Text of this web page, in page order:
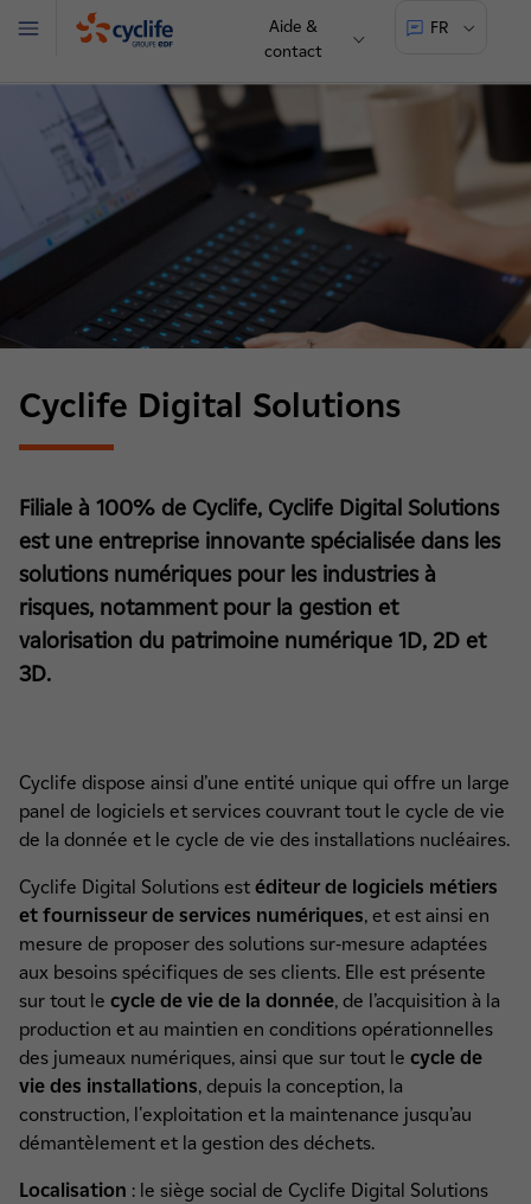
Aide &
contact
FR
Menu
Cyclife Digital Solutions
Filiale à 100% de Cyclife, Cyclife Digital Solutions
est une entreprise innovante spécialisée dans les
solutions numériques pour les industries à
risques, notamment pour la gestion et
valorisation du patrimoine numérique 1D, 2D et
3D.
Cyclife dispose ainsi d’une entité unique qui offre un large
panel de logiciels et services couvrant tout le cycle de vie
de la donnée et le cycle de vie des installations nucléaires.
Cyclife Digital Solutions est éditeur de logiciels métiers
et fournisseur de services numériques, et est ainsi en
mesure de proposer des solutions sur-mesure adaptées
aux besoins spécifiques de ses clients. Elle est présente
sur tout le cycle de vie de la donnée, de l’acquisition à la
production et au maintien en conditions opérationnelles
des jumeaux numériques, ainsi que sur tout le cycle de
vie des installations, depuis la conception, la
construction, l'exploitation et la maintenance jusqu’au
démantèlement et la gestion des déchets.
Localisation : le siège social de Cyclife Digital Solutions